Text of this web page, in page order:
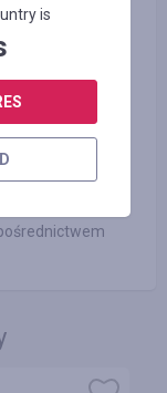
istnieje
Warunki» )
nie
reklam jak
kosztów w
(zwykłe nie
is